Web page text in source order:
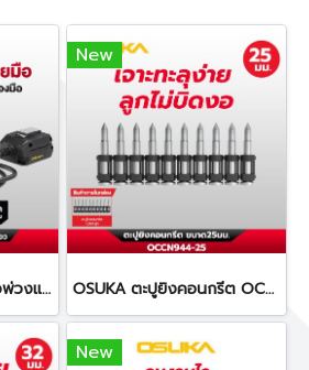
OSUKA อะแดปเตอร์ต่อพ่วงแบตเตอรี่คาดเอว ยาว 1.2 เมตร OSBA5019
New
OSUKA ตะปูยิงคอนกรีต OCCN944-25 ทนทานต่อการกัดกร่อน
New